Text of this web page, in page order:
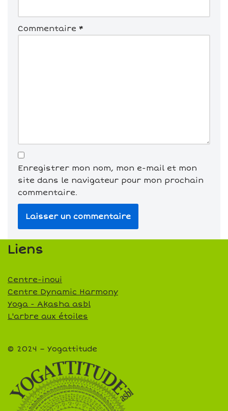
Commentaire *
Enregistrer mon nom, mon e-mail et mon
site dans le navigateur pour mon prochain
commentaire.
Liens
Centre-inoui
Centre Dynamic Harmony
Yoga - Akasha asbl
L'arbre aux étoiles
© 2024 – Yogattitude